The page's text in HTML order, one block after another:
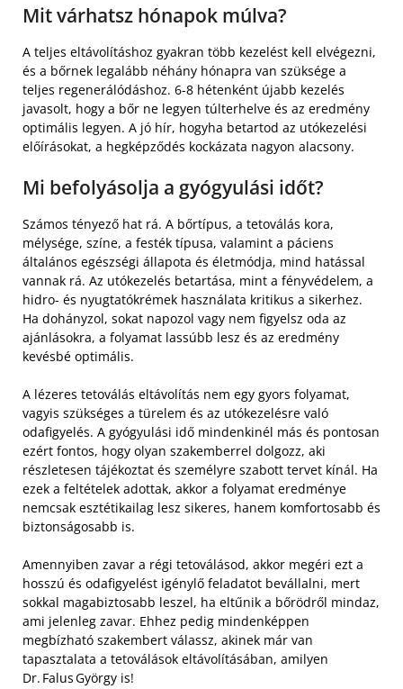
Mit várhatsz hónapok múlva?
A teljes eltávolításhoz gyakran több kezelést kell elvégezni,
és a bőrnek legalább néhány hónapra van szüksége a
teljes regenerálódáshoz. 6-8 hétenként újabb kezelés
javasolt, hogy a bőr ne legyen túlterhelve és az eredmény
optimális legyen. A jó hír, hogyha betartod az utókezelési
előírásokat, a hegképződés kockázata nagyon alacsony.
Mi befolyásolja a gyógyulási időt?
Számos tényező hat rá. A bőrtípus, a tetoválás kora,
mélysége, színe, a festék típusa, valamint a páciens
általános egészségi állapota és életmódja, mind hatással
vannak rá. Az utókezelés betartása, mint a fényvédelem, a
hidro- és nyugtatókrémek használata kritikus a sikerhez.
Ha dohányzol, sokat napozol vagy nem figyelsz oda az
ajánlásokra, a folyamat lassúbb lesz és az eredmény
kevésbé optimális.
A lézeres tetoválás eltávolítás nem egy gyors folyamat,
vagyis szükséges a türelem és az utókezelésre való
odafigyelés. A gyógyulási idő mindenkinél más és pontosan
ezért fontos, hogy olyan szakemberrel dolgozz, aki
részletesen tájékoztat és személyre szabott tervet kínál. Ha
ezek a feltételek adottak, akkor a folyamat eredménye
nemcsak esztétikailag lesz sikeres, hanem komfortosabb és
biztonságosabb is.
Amennyiben zavar a régi tetoválásod, akkor megéri ezt a
hosszú és odafigyelést igénylő feladatot bevállalni, mert
sokkal magabiztosabb leszel, ha eltűnik a bőrödről mindaz,
ami jelenleg zavar. Ehhez pedig mindenképpen
megbízható szakembert válassz, akinek már van
tapasztalata a tetoválások eltávolításában, amilyen
Dr. Falus György is!